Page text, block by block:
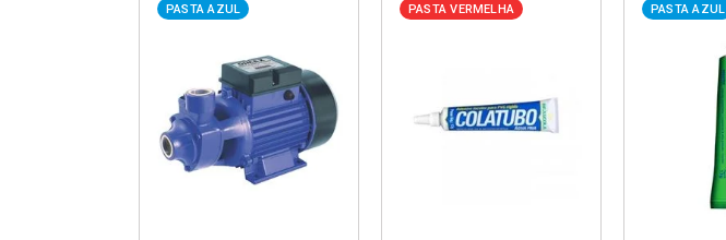
PASTA AZUL PASTA VERMELHA PASTA AZUL